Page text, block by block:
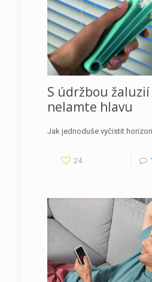
S údržbou žaluzií
nelamte hlavu
Jak jednoduše vyčistit
24